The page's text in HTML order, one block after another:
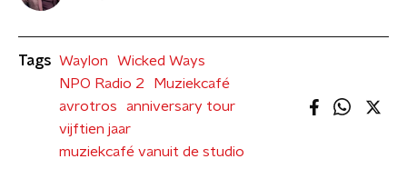
Tags Waylon
Wicked Ways
NPO Radio 2
Muziekcafé
avrotros
anniversary tour
vijftien jaar
muziekcafé vanuit de studio